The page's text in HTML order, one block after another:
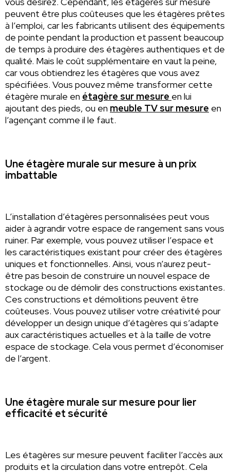
peuvent être plus coûteuses que les étagères prêtes
à l’emploi, car les fabricants utilisent des équipements
de pointe pendant la production et passent beaucoup
de temps à produire des étagères authentiques et de
qualité. Mais le coût supplémentaire en vaut la peine,
car vous obtiendrez les étagères que vous avez
spécifiées. Vous pouvez même transformer cette
étagère murale en étagère sur mesure en lui
ajoutant des pieds, ou en meuble TV sur mesure en
l’agençant comme il le faut.
Une étagère murale sur mesure à un prix
imbattable
L’installation d’étagères personnalisées peut vous
aider à agrandir votre espace de rangement sans vous
ruiner. Par exemple, vous pouvez utiliser l’espace et
les caractéristiques existant pour créer des étagères
uniques et fonctionnelles. Ainsi, vous n’aurez peut-
être pas besoin de construire un nouvel espace de
stockage ou de démolir des constructions existantes.
Ces constructions et démolitions peuvent être
coûteuses. Vous pouvez utiliser votre créativité pour
développer un design unique d’étagères qui s’adapte
aux caractéristiques actuelles et à la taille de votre
espace de stockage. Cela vous permet d’économiser
de l’argent.
Une étagère murale sur mesure pour lier
efficacité et sécurité
Les étagères sur mesure peuvent faciliter l’accès aux
produits et la circulation dans votre entrepôt. Cela